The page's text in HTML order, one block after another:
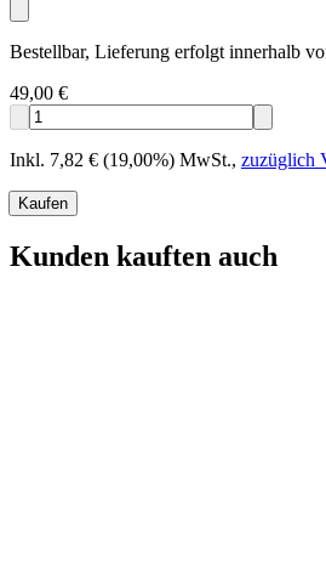
Bestellbar, Lieferung erfolgt innerhalb
49,00 €
Inkl. 7,82 € (19,00%) MwSt., zuzüglich
Kaufen
Kunden kauften auch